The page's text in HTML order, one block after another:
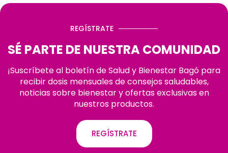
REGÍSTRATE
SÉ PARTE DE NUESTRA COMUNIDAD
¡Suscríbete al boletín de Salud y Bienestar Bagó para
recibir dosis mensuales de consejos saludables,
noticias sobre bienestar y ofertas exclusivas en
nuestros productos.
REGÍSTRATE